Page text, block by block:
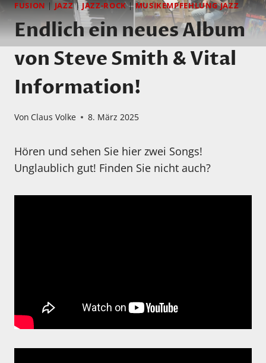
FUSION | JAZZ| JAZZ-ROCK|MUSIKEMPFEHLUNG JAZZ
Endlich ein neues Album
von Steve Smith & Vital
Information!
Von Claus Volke 8. März 2025
Hören und sehen Sie hier zwei Songs!
Unglaublich gut! Finden Sie nicht auch?